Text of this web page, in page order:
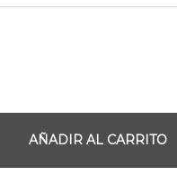
AÑADIR AL CARRITO